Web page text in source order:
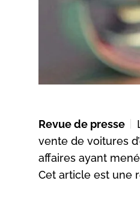
Revue de presse
vente de voitures
affaires ayant
Cet article est une